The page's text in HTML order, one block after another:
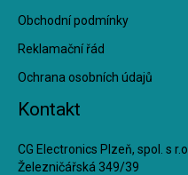
Obchodní podmínky
Reklamační řád
Ochrana osobních údajů
Kontakt
CG Electronics Plzeň, spol. s r.o.
Železničářská 349/39